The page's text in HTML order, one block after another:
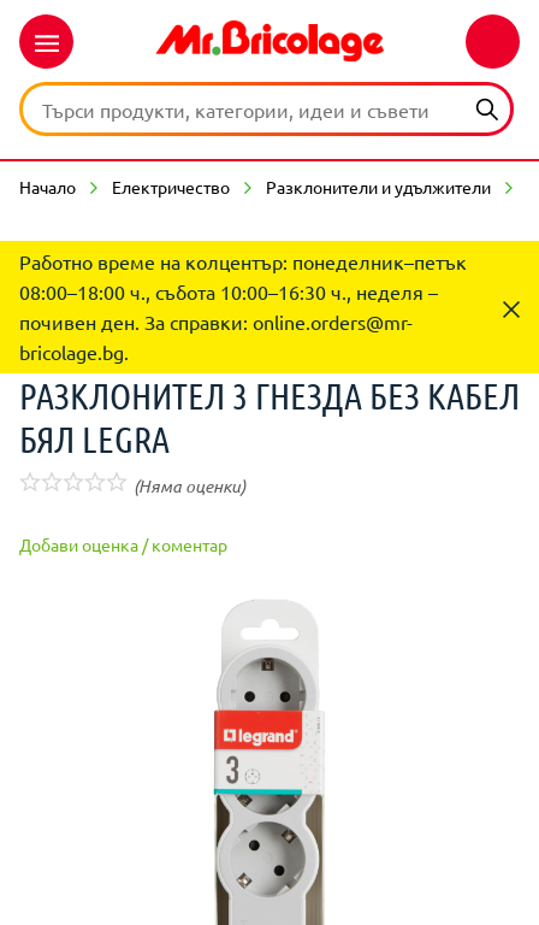
Начало Електричество Разклонители и удължители
Работно време на колцентър: понеделник–петък
08:00–18:00 ч., събота 10:00–16:30 ч., неделя –
почивен ден. За справки: online.orders@mr-
bricolage.bg.
РАЗКЛОНИТЕЛ 3 ГНЕЗДА БЕЗ КАБЕЛ
БЯЛ LEGRA
(Няма оценки)
Добави оценка / коментар